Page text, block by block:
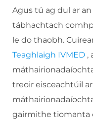
Agus tú ag dul ar an
tábhachtach
le do thaobh.
Teaghlaigh IVMED ,
treoir eisceachtúil
gairmithe tiomanta